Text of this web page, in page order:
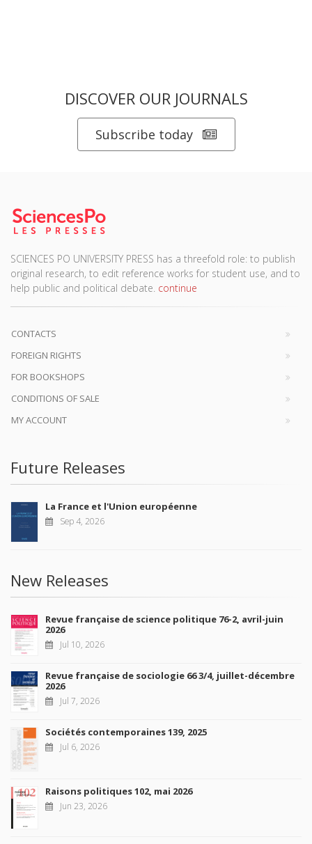
DISCOVER OUR JOURNALS
Subscribe today
SCIENCES PO UNIVERSITY PRESS has a threefold role: to publish
original research, to edit reference works for student use, and to
help public and political debate. continue
CONTACTS
FOREIGN RIGHTS
FOR BOOKSHOPS
CONDITIONS OF SALE
MY ACCOUNT
Future Releases
La France et l'Union européenne
Sep 4, 2026
New Releases
Revue française de science politique 76-2, avril-juin
2026
Jul 10, 2026
Revue française de sociologie 66 3/4, juillet-décembre
2026
Jul 7, 2026
Sociétés contemporaines 139, 2025
Jul 6, 2026
Raisons politiques 102, mai 2026
Jun 23, 2026